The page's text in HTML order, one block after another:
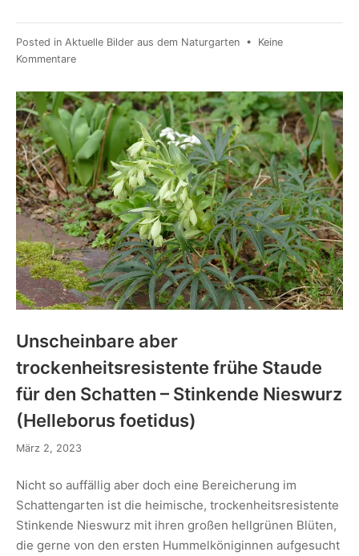
Posted in Aktuelle Bilder aus dem Naturgarten • Keine
Kommentare
Unscheinbare aber
trockenheitsresistente frühe Staude
für den Schatten – Stinkende Nieswurz
(Helleborus foetidus)
März 2, 2023
Nicht so auffällig aber doch eine Bereicherung im
Schattengarten ist die heimische, trockenheitsresistente
Stinkende Nieswurz mit ihren großen hellgrünen Blüten,
die gerne von den ersten Hummelköniginnen aufgesucht